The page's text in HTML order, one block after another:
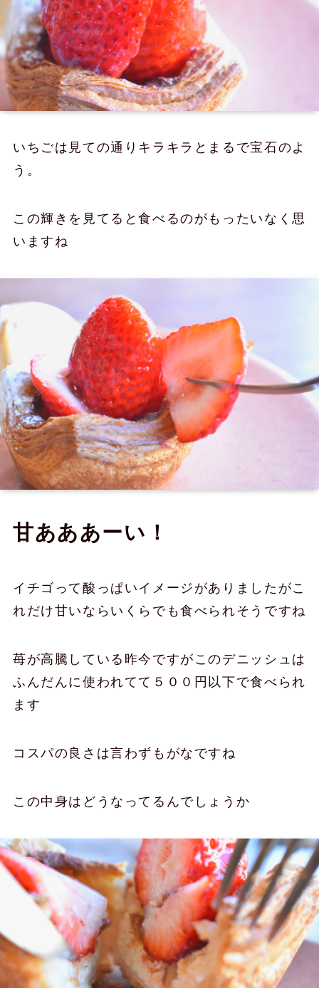
いちごは見ての通りキラキラとまるで宝石のよ
う。
この輝きを見てると食べるのがもったいなく思
いますね
甘あああーい！
イチゴって酸っぱいイメージがありましたがこ
れだけ甘いならいくらでも食べられそうですね
苺が高騰している昨今ですがこのデニッシュは
ふんだんに使われてて５００円以下で食べられ
ます
コスパの良さは言わずもがなですね
この中身はどうなってるんでしょうか